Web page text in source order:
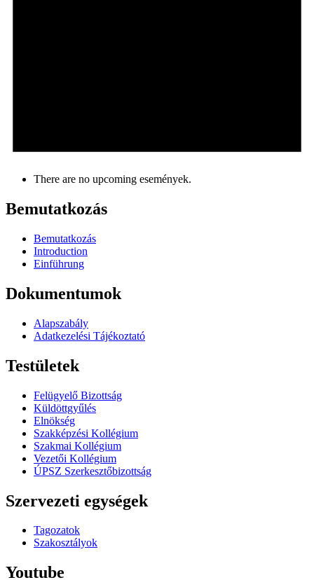
There are no upcoming események.
Bemutatkozás
Bemutatkozás
Introduction
Einführung
Dokumentumok
Alapszabály
Adatkezelési Tájékoztató
Testületek
Felügyelő Bizottság
Küldöttgyűlés
Elnökség
Szakképzési Kollégium
Szakmai Kollégium
Vezetői Kollégium
ÚPSZ Szerkesztőbizottság
Szervezeti egységek
Tagozatok
Szakosztályok
Youtube